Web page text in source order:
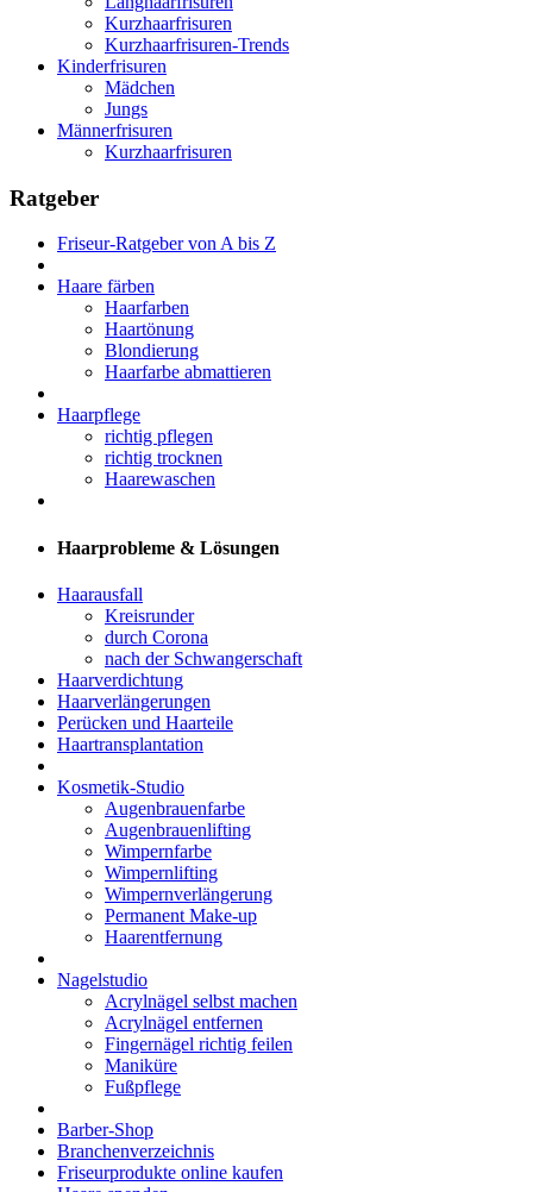
Kurzhaarfrisuren
Kurzhaarfrisuren-Trends
Kinderfrisuren
Mädchen
Jungs
Männerfrisuren
Kurzhaarfrisuren
Ratgeber
Friseur-Ratgeber von A bis Z
Haare färben
Haarfarben
Haartönung
Blondierung
Haarfarbe abmattieren
Haarpflege
richtig pflegen
richtig trocknen
Haarewaschen
Haarprobleme & Lösungen
Haarausfall
Kreisrunder
durch Corona
nach der Schwangerschaft
Haarverdichtung
Haarverlängerungen
Perücken und Haarteile
Haartransplantation
Kosmetik-Studio
Augenbrauenfarbe
Augenbrauenlifting
Wimpernfarbe
Wimpernlifting
Wimpernverlängerung
Permanent Make-up
Haarentfernung
Nagelstudio
Acrylnägel selbst machen
Acrylnägel entfernen
Fingernägel richtig feilen
Maniküre
Fußpflege
Barber-Shop
Branchenverzeichnis
Friseurprodukte online kaufen